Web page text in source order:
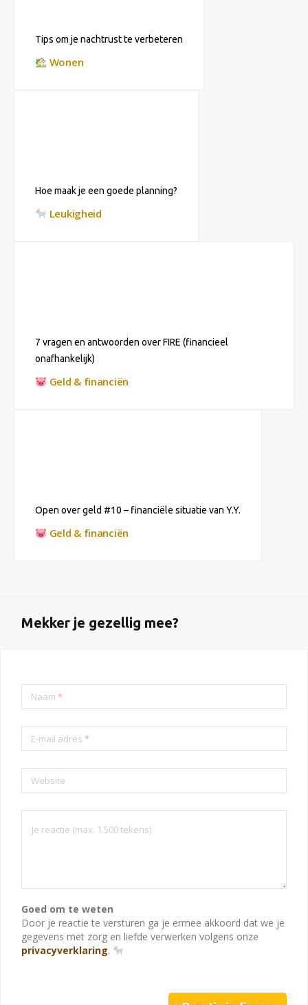
Tips om je nachtrust te verbeteren
Wonen
Hoe maak je een goede planning?
Leukigheid
7 vragen en antwoorden over FIRE (financieel
onafhankelijk)
Geld & financiën
Open over geld #10 – financiële situatie van Y.Y.
Geld & financiën
Mekker je gezellig mee?
Naam *
E-mail adres *
Website
Goed om te weten
Door je reactie te versturen ga je ermee akkoord dat we je
gegevens met zorg en liefde verwerken volgens onze
privacyverklaring.